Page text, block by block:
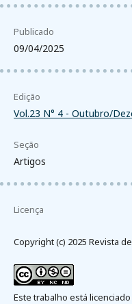
Publicado
09/04/2025
Edição
Vol.23 N° 4 - Outubro/
Seção
Artigos
Licença
Copyright (c) 2025 Revista
Este trabalho está